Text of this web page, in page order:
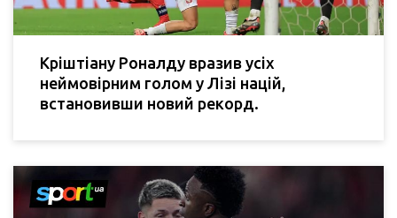
Кріштіану Роналду вразив усіх
неймовірним голом у Лізі націй,
встановивши новий рекорд.